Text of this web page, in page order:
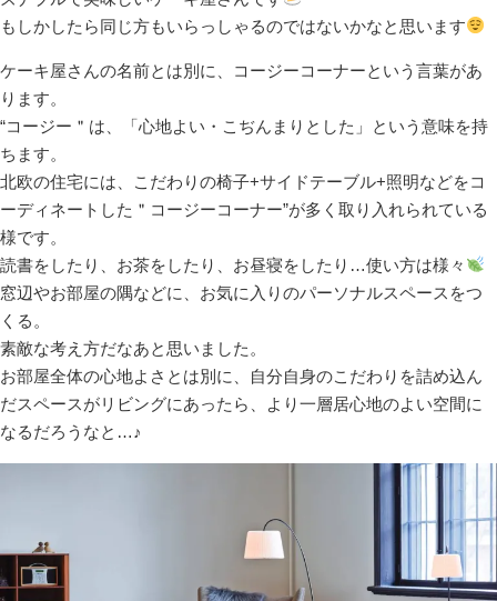
もしかしたら同じ方もいらっしゃるのではないかなと思います
ケーキ屋さんの名前とは別に、コージーコーナーという言葉があ
ります。
“コージー＂は、「心地よい・こぢんまりとした」という意味を持
ちます。
北欧の住宅には、こだわりの椅子+サイドテーブル+照明などをコ
ーディネートした＂コージーコーナー”が多く取り入れられている
様です。
読書をしたり、お茶をしたり、お昼寝をしたり…使い方は様々
窓辺やお部屋の隅などに、お気に入りのパーソナルスペースをつ
くる。
素敵な考え方だなあと思いました。
お部屋全体の心地よさとは別に、自分自身のこだわりを詰め込ん
だスペースがリビングにあったら、より一層居心地のよい空間に
なるだろうなと…♪